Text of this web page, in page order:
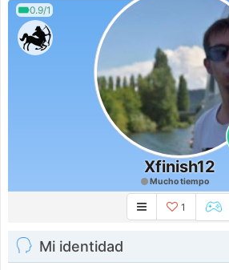
0.9/1
Xfinish12
Mucho tiempo
1
Mi identidad